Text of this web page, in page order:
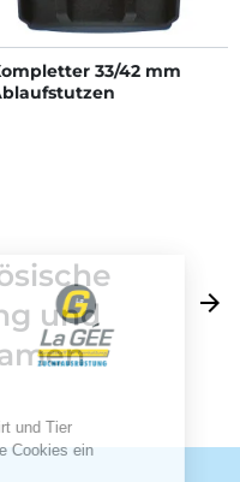
33/42 mm
und
Weiter
arrow_forward